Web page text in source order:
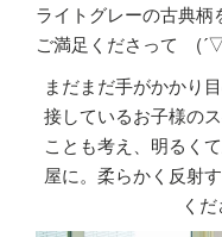
ライトグレーの古典柄
ご満足くださって
まだまだ手がかかり
接しているお子様の
ことも考え、明るく
屋に。柔らかく反射
く